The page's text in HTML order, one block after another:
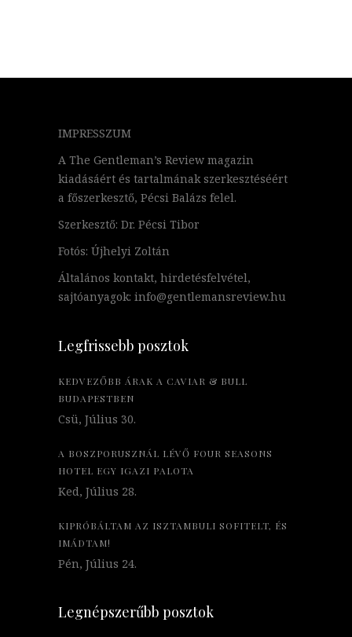
IMPRESSZUM
A The Gentleman’s Review magazin
kiadásáért és tartalmának szerkesztéséért
a főszerkesztő, Pécsi Balázs felel.
Szerkesztő: Dr. Pécsi Tibor
Fotós: Újhelyi Zoltán
Általános kontakt, hirdetésfelvétel,
sajtóanyagok: info@gentlemansreview.hu
Legfrissebb posztok
KEDVEZŐBB ÁRAK A CAVIAR & BULL
BUDAPESTBEN
Csü, Július 30.
A BOSZPORUSZNÁL LÉVŐ FOUR SEASONS
HOTEL EGY IGAZI PALOTA
Ked, Július 28.
KIPRÓBÁLTAM AZ ISZTAMBULI SOFITELT, ÉS
IMÁDTAM!
Pén, Július 24.
Legnépszerűbb posztok